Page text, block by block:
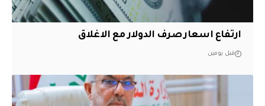
ارتفاع اسعار صرف الدولار مع الاغلاق
قبل يومين